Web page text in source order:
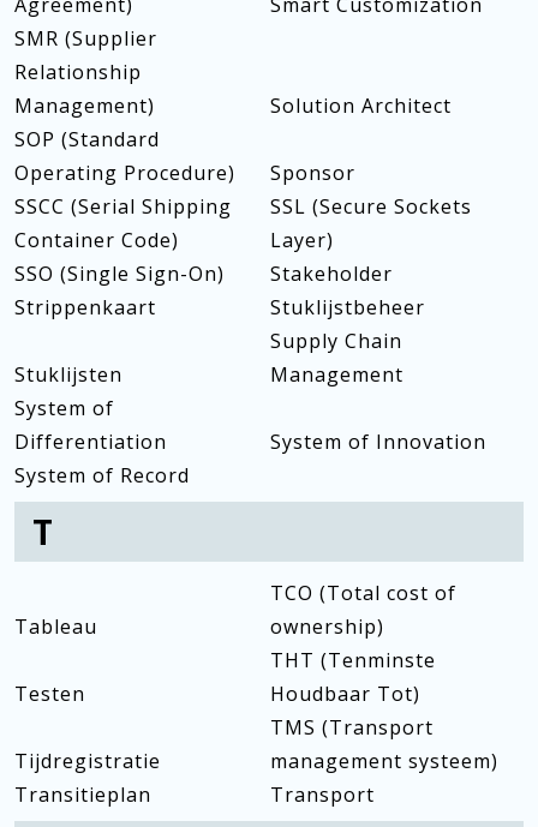
SMR (Supplier
Relationship
Management)
Solution Architect
SOP (Standard
Operating Procedure)
Sponsor
SSCC (Serial Shipping
Container Code)
SSL (Secure Sockets
Layer)
SSO (Single Sign-On)
Stakeholder
Strippenkaart
Stuklijstbeheer
Stuklijsten
Supply Chain
Management
System of
Differentiation
System of Innovation
System of Record
T
Tableau
TCO (Total cost of
ownership)
Testen
THT (Tenminste
Houdbaar Tot)
Tijdregistratie
TMS (Transport
management systeem)
Transitieplan
Transport